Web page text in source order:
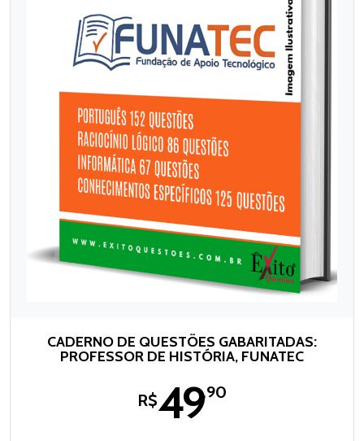
CADERNO DE QUESTÕES GABARITADAS:
PROFESSOR DE HISTÓRIA, FUNATEC
R$49,90